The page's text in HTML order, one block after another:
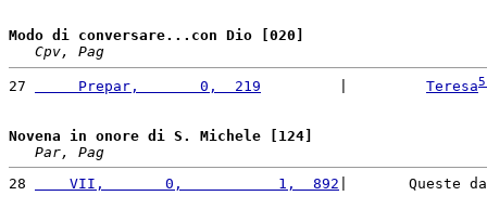
Modo di conversare...con Dio [020]
Cpv, Pag
27
     Prepar,       0,  219
Teresa
Novena in onore di S. Michele [124]
Par, Pag
28
    VII,       0,           1,  892
|       Queste